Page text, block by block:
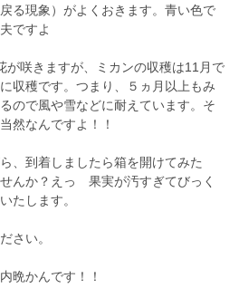
る現象）がよくおきます。青い色で
ですよ
が咲きますが、ミカンの収穫は11月で
収穫です。つまり、５ヵ月以上もみ
ので風や雪などに耐えています。そ
然なんですよ！！
、到着しましたら箱を開けてみた
んか？えっ 果実が汚すぎてびっく
たします。
さい。
晩かんです！！